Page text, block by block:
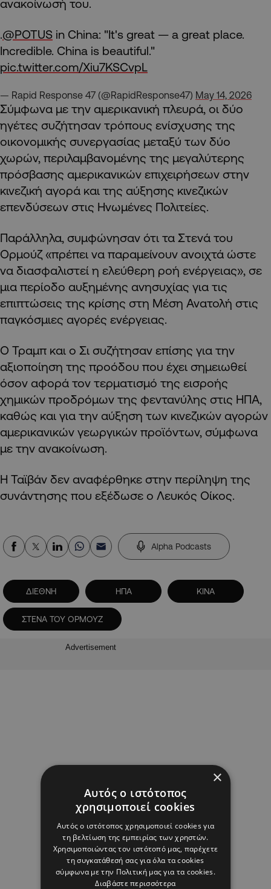
ανακοίνωσή του.
.@POTUS in China: "It's great — a great place.
Incredible. China is beautiful."
pic.twitter.com/Xiu7KSCvpL
— Rapid Response 47 (@RapidResponse47) May 14, 2026
Σύμφωνα με την αμερικανική πλευρά, οι δύο
ηγέτες συζήτησαν τρόπους ενίσχυσης της
οικονομικής συνεργασίας μεταξύ των δύο
χωρών, περιλαμβανομένης της μεγαλύτερης
πρόσβασης αμερικανικών επιχειρήσεων στην
κινεζική αγορά και της αύξησης κινεζικών
επενδύσεων στις Ηνωμένες Πολιτείες.
Παράλληλα, συμφώνησαν ότι τα Στενά του
Ορμούζ «πρέπει να παραμείνουν ανοιχτά ώστε
να διασφαλιστεί η ελεύθερη ροή ενέργειας», σε
μια περίοδο αυξημένης ανησυχίας για τις
επιπτώσεις της κρίσης στη Μέση Ανατολή στις
παγκόσμιες αγορές ενέργειας.
Ο Τραμπ και ο Σι συζήτησαν επίσης για την
αξιοποίηση της προόδου που έχει σημειωθεί
όσον αφορά τον τερματισμό της εισροής
χημικών προδρόμων της φεντανύλης στις ΗΠΑ,
καθώς και για την αύξηση των κινεζικών αγορών
αμερικανικών γεωργικών προϊόντων, σύμφωνα
με την ανακοίνωση.
Η Ταϊβάν δεν αναφέρθηκε στην περίληψη της
συνάντησης που εξέδωσε ο Λευκός Οίκος.
Alpha Podcasts
ΔΙΕΘΝΗ ΗΠΑ ΚΙΝΑ
ΣΤΕΝΑ ΤΟΥ ΟΡΜΟΥΖ
Advertisement
×
Αυτός ο ιστότοπος
χρησιμοποιεί cookies
Αυτός ο ιστότοπος χρησιμοποιεί cookies για
τη βελτίωση της εμπειρίας των χρηστών.
Χρησιμοποιώντας τον ιστότοπό μας, παρέχετε
τη συγκατάθεσή σας για όλα τα cookies
σύμφωνα με την Πολιτική μας για τα cookies.
Διαβάστε περισσότερα